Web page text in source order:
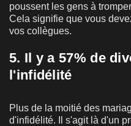
poussent les gens à
Cela signifie que vous
vos collègues.
5. Il y a 57% de
l'infidélité
Plus de la moitié des
d'infidélité. Il s'agit là d'un